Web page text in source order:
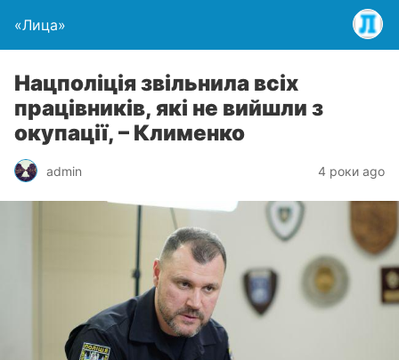
«Лица»
Нацполіція звільнила всіх
працівників, які не вийшли з
окупації, – Клименко
admin 4 роки ago